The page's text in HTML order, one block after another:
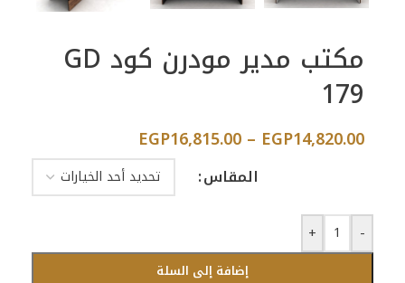
مكتب مدير مودرن كود GD
179
EGP14,820.00
–
EGP16,815.00
المقاس
-
+
إضافة إلى السلة